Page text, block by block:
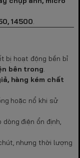
14500.
bị hoạt động bền bỉ
bên trong.
hàng kém chất
hoặc nổ khi sử
dòng điện ổn định,
nhưng thời lượng